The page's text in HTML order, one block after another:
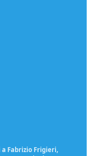
Fabrizio Frigieri,